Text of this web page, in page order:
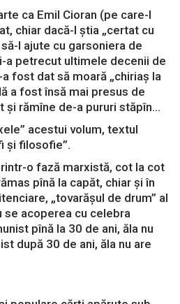
ca Emil Cioran (pe care-l
chiar dacă-l ştia „certat cu
l ajute cu garsoniera de
a petrecut ultimele decenii de
fost dat să moară „chiriaş la
a fost însă mai presus de
şi rămîne de-a pururi stăpîn…
acestui volum, textul
și filosofie”.
o fază marxistă, cot la cot
pînă la capăt, chiar şi în
„tovarăşul de drum” al
acoperea cu celebra
pînă la 30 de ani, ăla nu
după 30 de ani, ăla nu are